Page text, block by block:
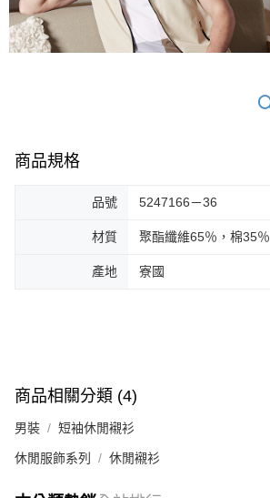
商品規格
品號 5247166－36
材質 聚酯纖維65％，棉35％
產地 寮國
商品相關分類 (4)
男裝 短袖休閒襯衫
休閒服飾系列 休閒襯衫